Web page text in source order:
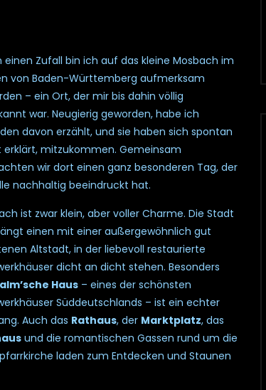
einen Zufall bin ich auf das kleine Mosbach im
von Baden-Württemberg aufmerksam
– ein Ort, der mir bis dahin völlig
war. Neugierig geworden, habe ich
davon erzählt, und sie haben sich spontan
erklärt, mitzukommen. Gemeinsam
wir dort einen ganz besonderen Tag, der
nachhaltig beeindruckt hat.
ist zwar klein, aber voller Charme. Die Stadt
einen mit einer außergewöhnlich gut
Altstadt, in der liebevoll restaurierte
dicht an dicht stehen. Besonders
Haus – eines der schönsten
Süddeutschlands – ist ein echter
Auch das Rathaus, der Marktplatz, das
und die romantischen Gassen rund um die
laden zum Entdecken und Staunen